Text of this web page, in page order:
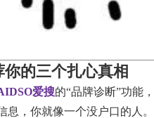
的三个扎心真相
爱搜的“品牌诊断”功能
，你就像一个没户口的人。